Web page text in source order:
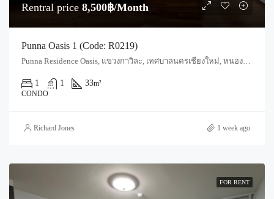
Rentral price 8,500฿/Month
Punna Oasis 1 (Code: R0219)
1 1 33m²
CONDO
Richard Jones 1 week ago
FOR RENT